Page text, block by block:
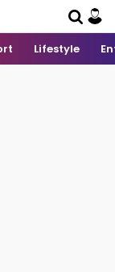
Lifestyle